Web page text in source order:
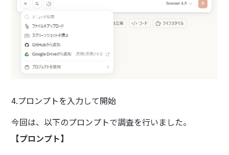
4.プロンプトを入力して開始
今回は、以下のプロンプトで調査を行いました。
【プロンプト】